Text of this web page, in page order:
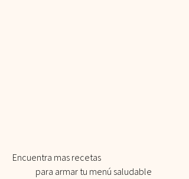
Encuentra mas recetas
para armar tu menú saludable